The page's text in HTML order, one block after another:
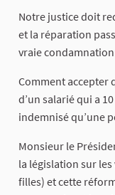
Notre justice doit
et la réparation
vraie
Comment accepter
d’un salarié qui a
indemnisé qu’une
Monsieur le
la législation sur
filles) et cette